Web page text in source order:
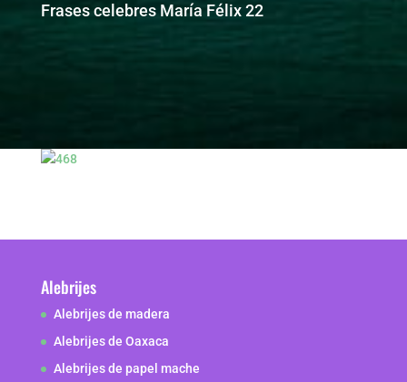
Frases celebres María Félix 22
Alebrijes
Alebrijes de madera
Alebrijes de Oaxaca
Alebrijes de papel mache